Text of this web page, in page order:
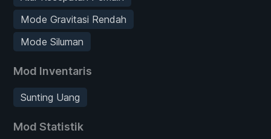
Mode Gravitasi Rendah
Mode Siluman
Mod Inventaris
Sunting Uang
Mod Statistik